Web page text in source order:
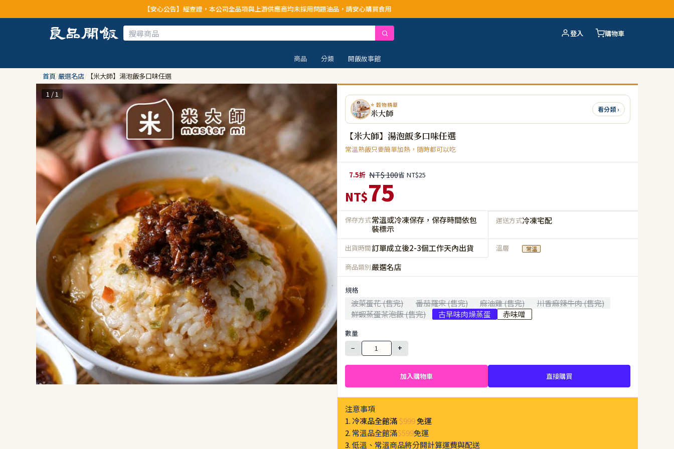
【安心公告】經查證，本公司全品項與上游供應商均未採用問題油品，請安心購買食用
登入 購物車
商品 分類
開飯故事館
首頁/嚴選名店/ 【米大師】湯泡飯多口味任選
1 / 1
⭐ 穀物精華
米大師 看分類 ›
【米大師】湯泡飯多口味任選
常溫熟飯只要簡單加熱，隨時都可以吃
7.5折 NT$ 100省 NT$25
NT$75
保存方式常溫或冷凍保存，保存時間依包
裝標示
運送方式冷凍宅配
出貨時間訂單成立後2-3個工作天內出貨 溫層 常溫
商品類別嚴選名店
規格
波菜蛋花 (售完) 番茄羅宋 (售完) 麻油雞 (售完)
川香麻辣牛肉 (售完)
鮮蝦蒸蛋茶泡飯 (售完)
古早味肉燥蒸蛋 赤味噌
數量
−
+
加入購物車 直接購買
注意事項
1. 冷凍品全館滿 $999免運
2. 常溫品全館滿$599免運
3.低溫、常溫商品將分開計算運費與配送